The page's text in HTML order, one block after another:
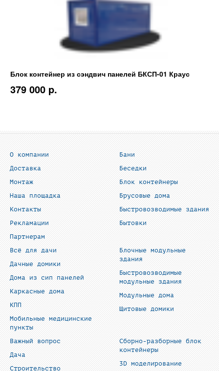
Блок контейнер из сэндвич панелей БКСП-01 Краус
379 000 p.
О компании
Доставка
Монтаж
Наша площадка
Контакты
Рекламации
Партнерам
Бани
Беседки
Блок контейнеры
Брусовые дома
Быстровозводимые здания
Бытовки
Всё для дачи
Дачные домики
Дома из сип панелей
Каркасные дома
КПП
Мобильные медицинские
пункты
Блочные модульные
здания
Быстровозводимые
модульные здания
Модульные дома
Щитовые домики
Важный вопрос
Дача
Строительство
Сборно-разборные блок
контейнеры
3D моделирование